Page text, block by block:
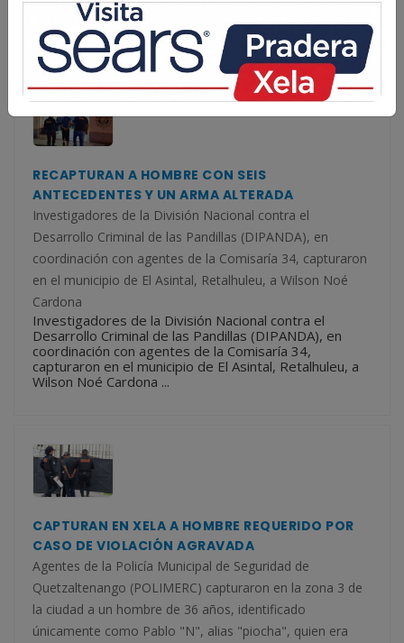
del país han derivado en la consignación de 25 mil 298
motocicletas en lo que va del año, como parte de ...
RECAPTURAN A HOMBRE CON SEIS
ANTECEDENTES Y UN ARMA ALTERADA
Investigadores de la División Nacional contra el
Desarrollo Criminal de las Pandillas (DIPANDA), en
coordinación con agentes de la Comisaría 34, capturaron
en el municipio de El Asintal, Retalhuleu, a Wilson Noé
Cardona
Investigadores de la División Nacional contra el
Desarrollo Criminal de las Pandillas (DIPANDA), en
coordinación con agentes de la Comisaría 34,
capturaron en el municipio de El Asintal, Retalhuleu, a
Wilson Noé Cardona ...
CAPTURAN EN XELA A HOMBRE REQUERIDO POR
CASO DE VIOLACIÓN AGRAVADA
Agentes de la Policía Municipal de Seguridad de
Quetzaltenango (POLIMERC) capturaron en la zona 3 de
la ciudad a un hombre de 36 años, identificado
únicamente como Pablo "N", alias "piocha", quien era